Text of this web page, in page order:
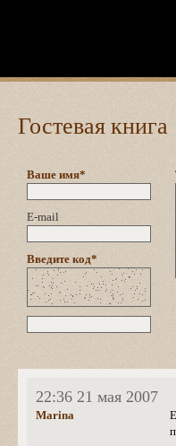
Гостевая книга
Ваше имя*
E-mail
Введите код*
22:36 21 мая 2007
Marina